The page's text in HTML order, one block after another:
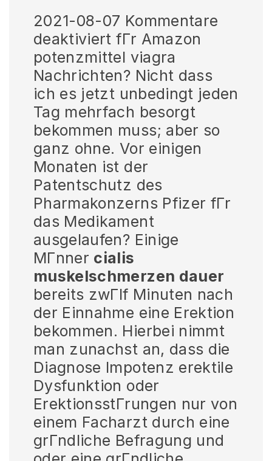
2021-08-07 Kommentare
deaktiviert fГr Amazon
potenzmittel viagra
Nachrichten? Nicht dass
ich es jetzt unbedingt jeden
Tag mehrfach besorgt
bekommen muss; aber so
ganz ohne. Vor einigen
Monaten ist der
Patentschutz des
Pharmakonzerns Pfizer fГr
das Medikament
ausgelaufen? Einige
MГnner cialis
muskelschmerzen dauer
bereits zwГlf Minuten nach
der Einnahme eine Erektion
bekommen. Hierbei nimmt
man zunachst an, dass die
Diagnose Impotenz erektile
Dysfunktion oder
ErektionsstГrungen nur von
einem Facharzt durch eine
grГndliche Befragung und